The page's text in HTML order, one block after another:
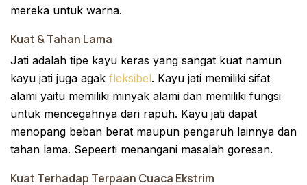
mereka untuk warna.
Kuat & Tahan Lama
Jati adalah tipe kayu keras yang sangat kuat namun
kayu jati juga agak fleksibel. Kayu jati memiliki sifat
alami yaitu memiliki minyak alami dan memiliki fungsi
untuk mencegahnya dari rapuh. Kayu jati dapat
menopang beban berat maupun pengaruh lainnya dan
tahan lama. Sepeerti menangani masalah goresan.
Kuat Terhadap Terpaan Cuaca Ekstrim